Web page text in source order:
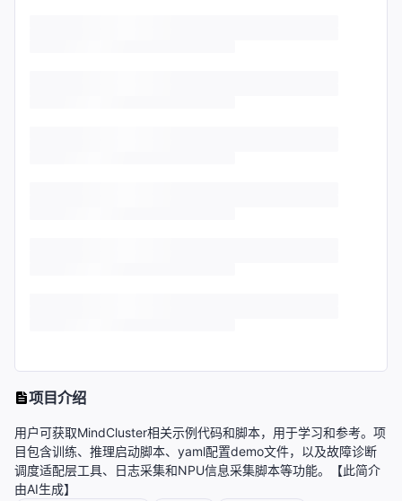
项目介绍
用户可获取MindCluster相关示例代码和脚本，用于学习和参考。项
目包含训练、推理启动脚本、yaml配置demo文件，以及故障诊断
调度适配层工具、日志采集和NPU信息采集脚本等功能。【此简介
由AI生成】